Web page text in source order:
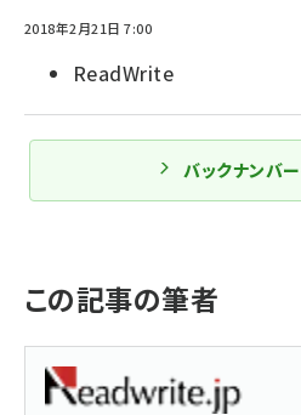
2018年2月21日 7:00
ReadWrite
バックナンバ
この記事の筆者